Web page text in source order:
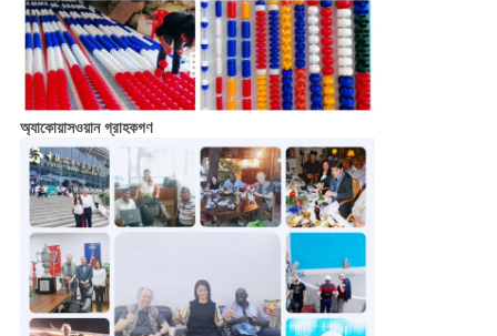
অ্যাকোয়াসওয়ান গ্রাহকগণ